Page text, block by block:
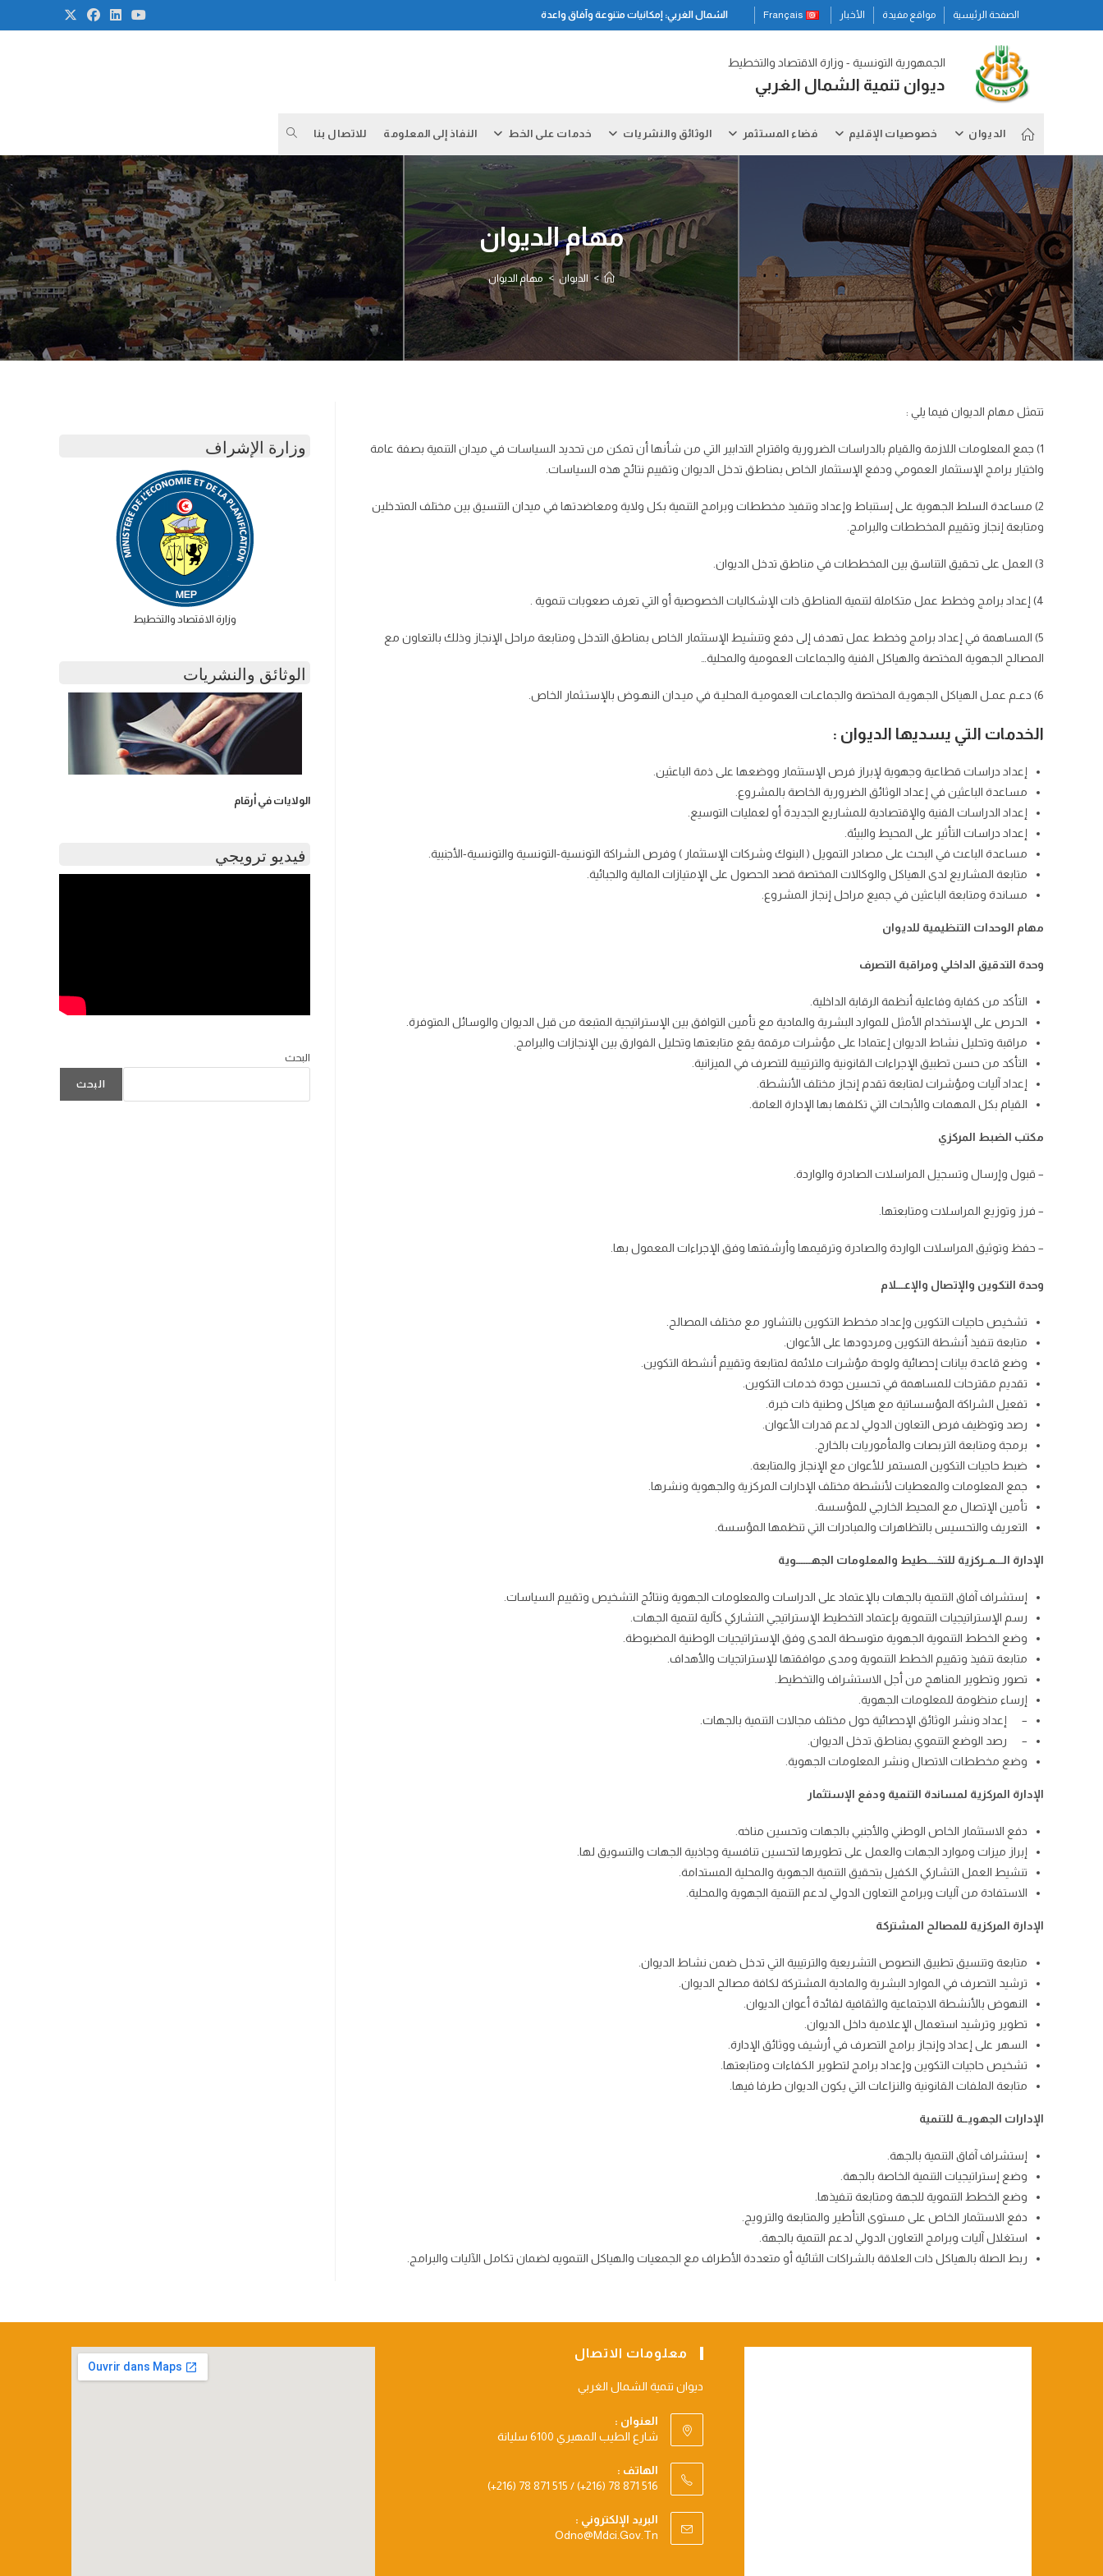
to
الصفحة الرئيسية مواقع مفيدة الأخبار Français الشمال الغربي: إمكانيات متنوعة وآفاق واعدة
الجمهورية التونسية - وزارة الاقتصاد والتخطيط
ديوان تنمية الشمال الغربي
الديوان خصوصيات الإقليم فضاء المستثمر الوثائق والنشريات خدمات على الخط النفاذ إلى المعلومة للاتصال بنا TOGGLE
WEBSITE
SEARCH
مهام الديوان
> الديوان > مهام الديوان
تتمثل مهام الديوان فيما يلي :
1) جمع المعلومات اللازمة والقيام بالدراسات الضرورية واقتراح التدابير التي من شأنها أن تمكن من تحديد السياسات في ميدان التنمية بصفة عامة
واختيار برامج الإستثمار العمومي ودفع الإستثمار الخاص بمناطق تدخل الديوان وتقييم نتائج هذه السياسات.
2) مساعدة السلط الجهوية على إستنباط وإعداد وتنفيذ مخططات وبرامج التنمية بكل ولاية ومعاضدتها في ميدان التنسيق بين مختلف المتدخلين
ومتابعة إنجاز وتقييم المخططات والبرامج.
3) العمل على تحقيق التناسق بين المخططات في مناطق تدخل الديوان.
4) إعداد برامج وخطط عمل متكاملة لتنمية المناطق ذات الإشكاليات الخصوصية أو التي تعرف صعوبات تنموية .
5) المساهمة في إعداد برامج وخطط عمل تهدف إلى دفع وتنشيط الإستثمار الخاص بمناطق التدخل ومتابعة مراحل الإنجاز وذلك بالتعاون مع
المصالح الجهوية المختصة والهياكل الفنية والجماعات العمومية والمحلية…
6) دعـم عمـل الهياكل الجهويـة المختصة والجماعـات العموميـة المحليـة في ميـدان النهـوض بالإستـثمار الخاص.
الخدمات التي يسديها الديوان :
إعداد دراسات قطاعية وجهوية لإبراز فرص الإستثمار ووضعها على ذمة الباعثين.
مساعدة الباعثين في إعداد الوثائق الضرورية الخاصة بالمشروع.
إعداد الدراسات الفنية والإقتصادية للمشاريع الجديدة أو لعمليات التوسيع.
إعداد دراسات التأثير على المحيط والبيئة.
مساعدة الباعث في البحث على مصادر التمويل ( البنوك وشركات الإستثمار ) وفرص الشراكة التونسية-التونسية والتونسية-الأجنبية.
متابعة المشاريع لدى الهياكل والوكالات المختصة قصد الحصول على الإمتيازات المالية والجبائية.
مساندة ومتابعة الباعثين في جميع مراحل إنجاز المشروع.
مهام الوحدات التنظيمية للديوان
وحدة التدقيق الداخلي ومراقبة التصرف
التأكد من كفاية وفاعلية أنظمة الرقابة الداخلية.
الحرص على الإستخدام الأمثل للموارد البشرية والمادية مع تأمين التوافق بين الإستراتيجية المتبعة من قبل الديوان والوسائل المتوفرة.
مراقبة وتحليل نشاط الديوان إعتمادا على مؤشرات مرقمة يقع متابعتها وتحليل الفوارق بين الإنجازات والبرامج.
التأكد من حسن تطبيق الإجراءات القانونية والترتيبية للتصرف في الميزانية.
إعداد آليات ومؤشرات لمتابعة تقدم إنجاز مختلف الأنشطة.
القيام بكل المهمات والأبحاث التي تكلفها بها الإدارة العامة.
مكتب الضبط المركزي
– قبول وإرسال وتسجيل المراسلات الصادرة والواردة.
– فرز وتوزيع المراسلات ومتابعتها.
– حفظ وتوثيق المراسلات الواردة والصادرة وترقيمها وأرشفتها وفق الإجراءات المعمول بها.
وحدة التكوين والإتصال والإعـــلام
تشخيص حاجيات التكوين وإعداد مخطط التكوين بالتشاور مع مختلف المصالح.
متابعة تنفيذ أنشطة التكوين ومردودها على الأعوان.
وضع قاعدة بيانات إحصائية ولوحة مؤشرات ملائمة لمتابعة وتقييم أنشطة التكوين.
تقديم مقترحات للمساهمة في تحسين جودة خدمات التكوين.
تفعيل الشراكة المؤسساتية مع هياكل وطنية ذات خبرة.
رصد وتوظيف فرص التعاون الدولي لدعم قدرات الأعوان.
برمجة ومتابعة التربصات والمأموريات بالخارج.
ضبط حاجيات التكوين المستمر للأعوان مع الإنجاز والمتابعة.
جمع المعلومات والمعطيات لأنشطة مختلف الإدارات المركزية والجهوية ونشرها.
تأمين الإتصال مع المحيط الخارجي للمؤسسة.
التعريف والتحسيس بالتظاهرات والمبادرات التي تنظمها المؤسسة.
الإدارة الـــمــركزية للتخــــطيط والمعلومات الجهــــــوية
إستشراف آفاق التنمية بالجهات بالإعتماد على الدراسات والمعلومات الجهوية ونتائج التشخيص وتقييم السياسات.
رسم الإستراتيجيات التنموية بإعتماد التخطيط الإستراتيجي التشاركي كآلية لتنمية الجهات.
وضع الخطط التنموية الجهوية متوسطة المدى وفق الإستراتيجيات الوطنية المضبوطة.
متابعة تنفيذ وتقييم الخطط التنموية ومدى موافقتها للإستراتجيات والأهداف.
تصور وتطوير المناهج من أجل الاستشراف والتخطيط.
إرساء منظومة للمعلومات الجهوية.
– إعداد ونشر الوثائق الإحصائية حول مختلف مجالات التنمية بالجهات.
– رصد الوضع التنموي بمناطق تدخل الديوان.
وضع مخططات الاتصال ونشر المعلومات الجهوية.
الإدارة المركزية لمساندة التنمية ودفع الإستثمار
دفع الاستثمار الخاص الوطني والأجنبي بالجهات وتحسين مناخه.
إبراز ميزات وموارد الجهات والعمل على تطويرها لتحسين تنافسية وجاذبية الجهات والتسويق لها.
تنشيط العمل التشاركي الكفيل بتحقيق التنمية الجهوية والمحلية المستدامة.
الاستفادة من آليات وبرامج التعاون الدولي لدعم التنمية الجهوية والمحلية.
الإدارة المركزية للمصالح المشتركة
متابعة وتنسيق تطبيق النصوص التشريعية والترتيبية التي تدخل ضمن نشاط الديوان.
ترشيد التصرف في الموارد البشرية والمادية المشتركة لكافة مصالح الديوان.
النهوض بالأنشطة الاجتماعية والثقافية لفائدة أعوان الديوان.
تطوير وترشيد استعمال الإعلامية داخل الديوان.
السهر على إعداد وإنجاز برامج التصرف في أرشيف ووثائق الإدارة.
تشخيص حاجيات التكوين وإعداد برامج لتطوير الكفاءات ومتابعتها.
متابعة الملفات القانونية والنزاعات التي يكون الديوان طرفا فيها.
الإدارات الجهويــة للتنمية
إستشراف آفاق التنمية بالجهة.
وضع إستراتيجيات التنمية الخاصة بالجهة.
وضع الخطط التنموية للجهة ومتابعة تنفيذها.
دفع الاستثمار الخاص على مستوى التأطير والمتابعة والترويج.
استغلال آليات وبرامج التعاون الدولي لدعم التنمية بالجهة.
ربط الصلة بالهياكل ذات العلاقة بالشراكات الثنائية أو متعددة الأطراف مع الجمعيات والهياكل التنمويه لضمان تكامل الآليات والبرامج.
وزارة الإشراف
وزارة الاقتصاد والتخطيط
الوثائق والنشريات
الولايات في أرقام
فيديو ترويجي
البحث
البحث
معلومات الاتصال
ديوان تنمية الشمال الغربي
العنوان :
شارع الطيب المهيري 6100 سليانة
الهاتف :
(+216) 78 871 515 / (+216) 78 871 516
البريد الإلكتروني :
Odno@mdci.gov.tn
Opens